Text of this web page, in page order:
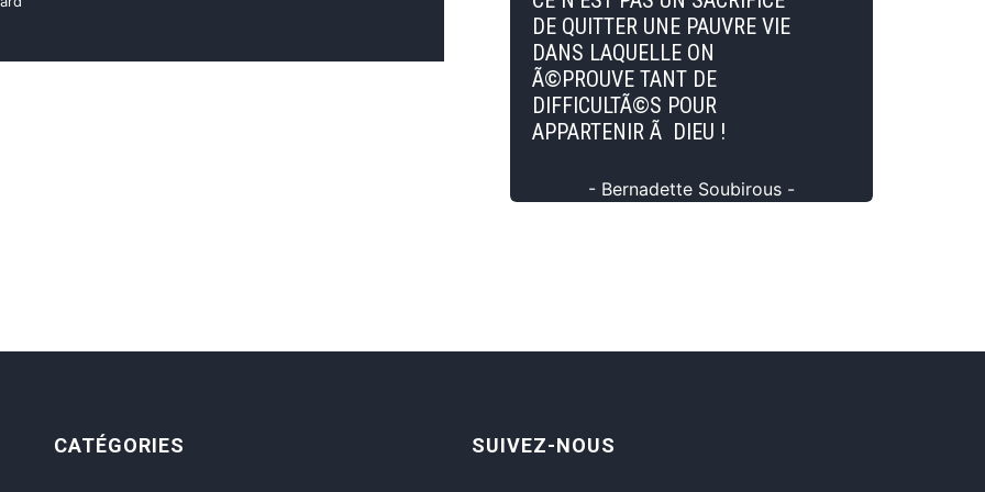
DE QUITTER UNE PAUVRE VIE
DANS LAQUELLE ON
Ã©PROUVE TANT DE
DIFFICULTÃ©S POUR
APPARTENIR Ã DIEU !
- Bernadette Soubirous -
CATÉGORIES SUIVEZ-NOUS